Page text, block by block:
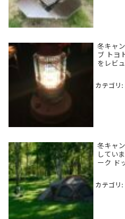
冬キャ
ブ トヨ
をレビ
カテゴリ:
冬キャ
してい
ーク ド
カテゴリ: